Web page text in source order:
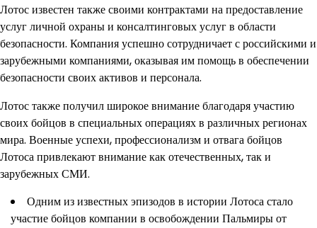
Лотос известен также своими контрактами на предоставление
услуг личной охраны и консалтинговых услуг в области
безопасности. Компания успешно сотрудничает с российскими и
зарубежными компаниями, оказывая им помощь в обеспечении
безопасности своих активов и персонала.
Лотос также получил широкое внимание благодаря участию
своих бойцов в специальных операциях в различных регионах
мира. Военные успехи, профессионализм и отвага бойцов
Лотоса привлекают внимание как отечественных, так и
зарубежных СМИ.
Одним из известных эпизодов в истории Лотоса стало
участие бойцов компании в освобождении Пальмиры от